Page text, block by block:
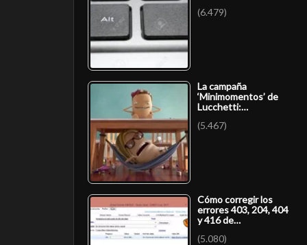
(6.479)
La campaña
‘Minimomentos’ de
Lucchetti:…
(5.467)
Cómo corregir los
errores 403, 204, 404
y 416 de…
(5.080)